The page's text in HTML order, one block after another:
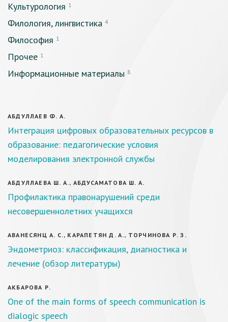
Культурология 1
Филология, лингвистика 4
Философия 1
Прочее 1
Информационные материалы 8
АБДУЛЛАЕВ Ф. А.
Интеграция цифровых образовательных ресурсов в
образование: педагогические условия
моделирования электронной службы
АБДУЛЛАЕВА Ш. А., АБДУСАМАТОВА Ш. А.
Профилактика правонарушений среди
несовершеннолетних учащихся
АВАНЕСЯНЦ А. С., КАРАПЕТЯН Д. А., ТОРЧИНОВА Р. З.
Эндометриоз: классификация, диагностика и
лечение (обзор литературы)
АКБАРОВА Р.
One of the main forms of speech communication is
dialogic speech